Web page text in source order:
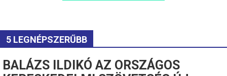
5 LEGNÉPSZERŰBB
BALÁZS ILDIKÓ AZ ORSZÁGOS